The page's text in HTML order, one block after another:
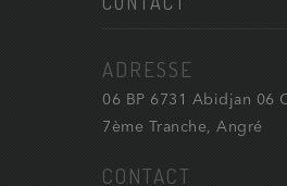
ADRESSE
06 BP 6731 Abidjan 06
7ème Tranche, Angré
CONTACT